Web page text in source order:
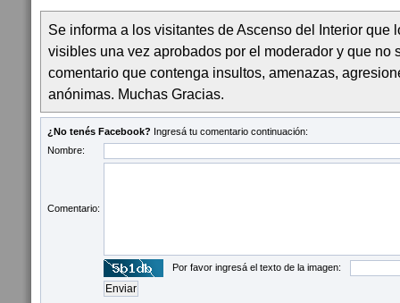
Se informa a los visitantes de Ascenso del Interior que
visibles una vez aprobados por el moderador y que no
comentario que contenga insultos, amenazas,
anónimas. Muchas Gracias.
¿No tenés Facebook? Ingresá tu comentario continuación:
Nombre:
Comentario:
Por favor ingresá el texto de la imagen: